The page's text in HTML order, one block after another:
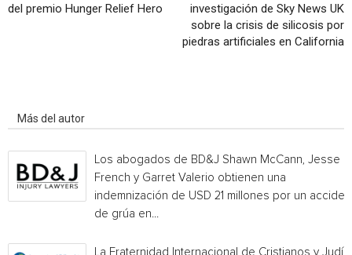
del premio Hunger Relief Hero
investigación de Sky News UK
sobre la crisis de silicosis por
piedras artificiales en California
Más del autor
Los abogados de BD&J Shawn McCann, Jesse
French y Garret Valerio obtienen una
indemnización de USD 21 millones por un
de grúa en...
La Fraternidad Internacional de Cristianos y